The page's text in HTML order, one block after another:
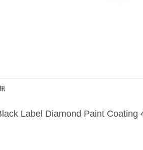
Label Diamond Paint Coating